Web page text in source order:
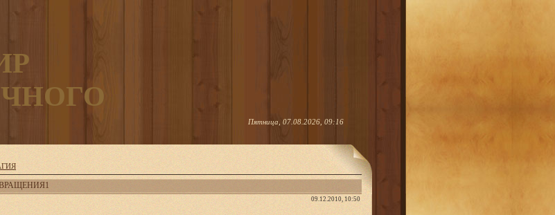
Пятница, 07.08.2026, 09:16
09.12.2010, 10:50